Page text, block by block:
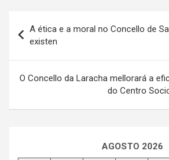
de
entradas
A ética e a moral no Concello de
existen
O Concello da Laracha mellorará a
do Centro
AGOSTO 2026